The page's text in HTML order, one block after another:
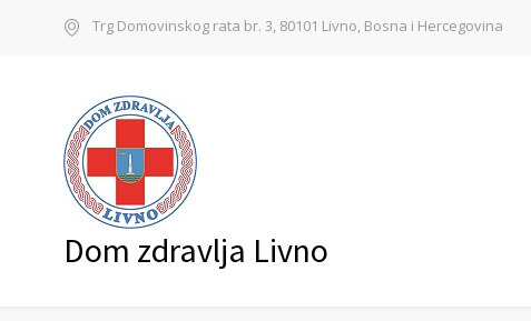
Trg Domovinskog rata br. 3, 80101 Livno, Bosna i Hercegovina
Dom zdravlja Livno